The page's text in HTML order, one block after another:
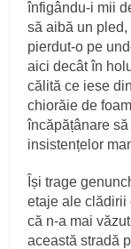
înfigându‑i mii
să aibă un
pierdut‑o pe
aici decât în
călită ce iese
chiorăie de
încăpățânare
insistențelor
Își trage
etaje ale clădirii
că n‑a mai
această stradă